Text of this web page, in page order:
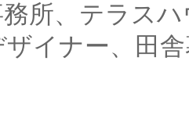
所、テラス
イナー、田